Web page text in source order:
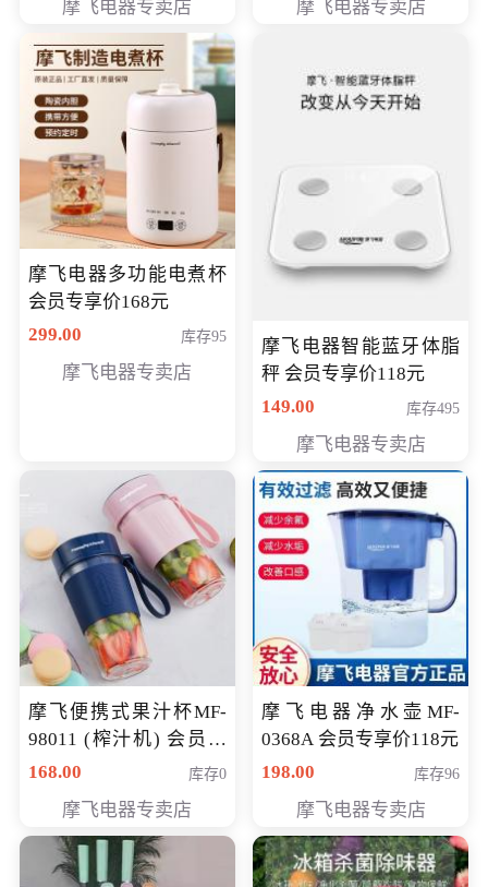
摩飞电器专卖店 摩飞电器专卖店
摩飞电器多功能电煮杯
会员专享价168元
299.00
库存95
摩飞电器专卖店
摩飞电器智能蓝牙体脂
秤 会员专享价118元
149.00
库存495
摩飞电器专卖店
摩飞便携式果汁杯MF-
98011 (榨汁机) 会员专
享价138元
168.00 库存0
摩飞电器专卖店
摩飞电器净水壶MF-
0368A 会员专享价118元
198.00
库存96
摩飞电器专卖店